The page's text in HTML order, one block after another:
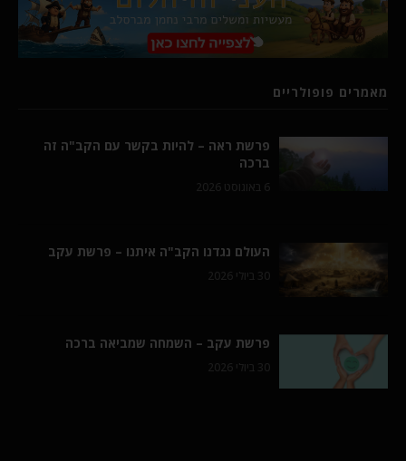
מאמרים פופולריים
פרשת ראה – להיות בקשר עם הקב"ה זה
ברכה
6 באוגוסט 2026
העולם נגדנו הקב"ה איתנו – פרשת עקב
30 ביולי 2026
פרשת עקב – השמחה שמביאה ברכה
30 ביולי 2026